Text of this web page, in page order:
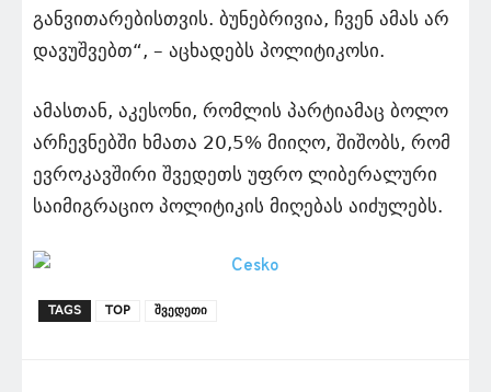
განვითარებისთვის. ბუნებრივია, ჩვენ ამას არ
დავუშვებთ“, – აცხადებს პოლიტიკოსი.
ამასთან, აკესონი, რომლის პარტიამაც ბოლო
არჩევნებში ხმათა 20,5% მიიღო, შიშობს, რომ
ევროკავშირი შვედეთს უფრო ლიბერალური
საიმიგრაციო პოლიტიკის მიღებას აიძულებს.
TAGS TOP შვედეთი